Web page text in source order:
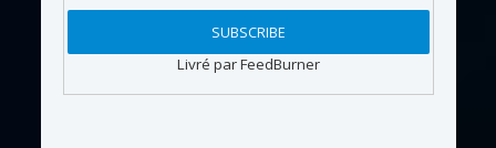
Livré par FeedBurner